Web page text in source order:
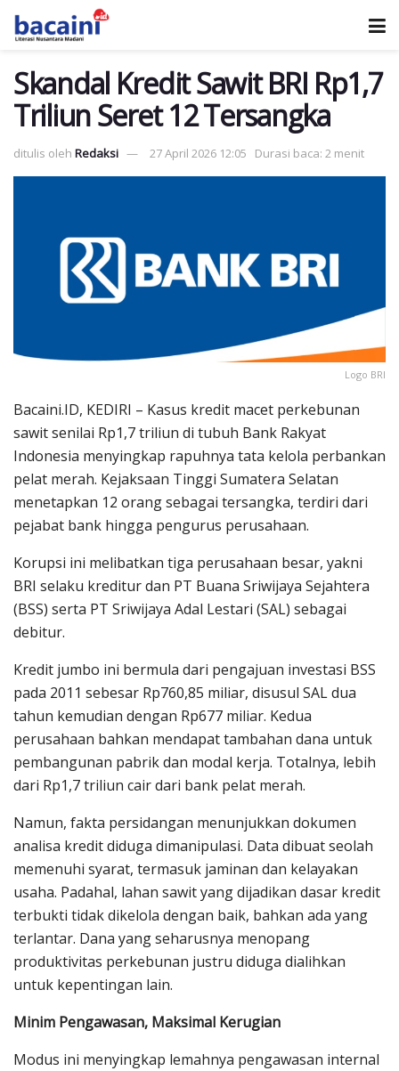
Skandal Kredit Sawit BRI Rp1,7
Triliun Seret 12 Tersangka
ditulis oleh Redaksi 27 April 2026 12:05 Durasi baca: 2 menit
Logo BRI
Bacaini.ID, KEDIRI – Kasus kredit macet perkebunan
sawit senilai Rp1,7 triliun di tubuh Bank Rakyat
Indonesia menyingkap rapuhnya tata kelola perbankan
pelat merah. Kejaksaan Tinggi Sumatera Selatan
menetapkan 12 orang sebagai tersangka, terdiri dari
pejabat bank hingga pengurus perusahaan.
Korupsi ini melibatkan tiga perusahaan besar, yakni
BRI selaku kreditur dan PT Buana Sriwijaya Sejahtera
(BSS) serta PT Sriwijaya Adal Lestari (SAL) sebagai
debitur.
Kredit jumbo ini bermula dari pengajuan investasi BSS
pada 2011 sebesar Rp760,85 miliar, disusul SAL dua
tahun kemudian dengan Rp677 miliar. Kedua
perusahaan bahkan mendapat tambahan dana untuk
pembangunan pabrik dan modal kerja. Totalnya, lebih
dari Rp1,7 triliun cair dari bank pelat merah.
Namun, fakta persidangan menunjukkan dokumen
analisa kredit diduga dimanipulasi. Data dibuat seolah
memenuhi syarat, termasuk jaminan dan kelayakan
usaha. Padahal, lahan sawit yang dijadikan dasar kredit
terbukti tidak dikelola dengan baik, bahkan ada yang
terlantar. Dana yang seharusnya menopang
produktivitas perkebunan justru diduga dialihkan
untuk kepentingan lain.
Minim Pengawasan, Maksimal Kerugian
Modus ini menyingkap lemahnya pengawasan internal